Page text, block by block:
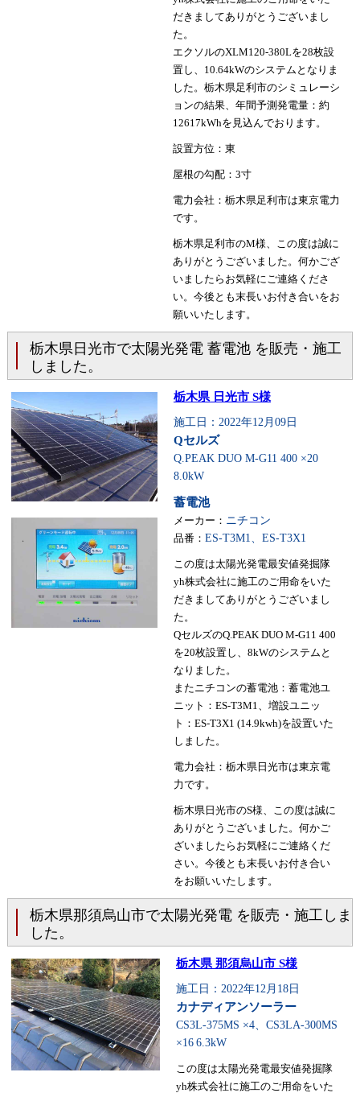
だきましてありがとうございまし
た。
エクソルのXLM120-380Lを28枚設
置し、10.64kWのシステムとなりま
した。栃木県足利市のシミュレーシ
ョンの結果、年間予測発電量：約
12617kWhを見込んでおります。
設置方位：東
屋根の勾配：3寸
電力会社：栃木県足利市は東京電力
です。
栃木県足利市のM様、この度は誠に
ありがとうございました。何かござ
いましたらお気軽にご連絡くださ
い。今後とも末長いお付き合いをお
願いいたします。
栃木県日光市で太陽光発電 蓄電池 を販売・施工
しました。
栃木県 日光市 S様
施工日：2022年12月09日
Qセルズ
Q.PEAK DUO M-G11 400 ×20
8.0kW
蓄電池
メーカー： ニチコン
品番： ES-T3M1、ES-T3X1
この度は太陽光発電最安値発掘隊
yh株式会社に施工のご用命をいた
だきましてありがとうございまし
た。
QセルズのQ.PEAK DUO M-G11 400
を20枚設置し、8kWのシステムと
なりました。
またニチコンの蓄電池：蓄電池ユ
ニット：ES-T3M1、増設ユニッ
ト：ES-T3X1 (14.9kwh)を設置いた
しました。
電力会社：栃木県日光市は東京電
力です。
栃木県日光市のS様、この度は誠に
ありがとうございました。何かご
ざいましたらお気軽にご連絡くだ
さい。今後とも末長いお付き合い
をお願いいたします。
栃木県那須烏山市で太陽光発電 を販売・施工しま
した。
栃木県 那須烏山市 S様
施工日：2022年12月18日
カナディアンソーラー
CS3L-375MS ×4、CS3LA-300MS
×16 6.3kW
この度は太陽光発電最安値発掘隊
yh株式会社に施工のご用命をいた